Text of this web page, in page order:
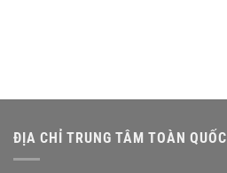
ĐỊA CHỈ TRUNG TÂM TOÀN QUỐC